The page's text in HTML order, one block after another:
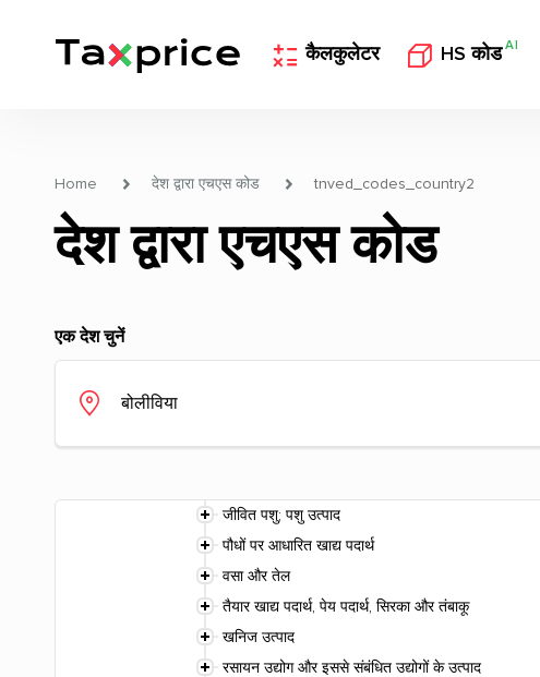
कैलकुलेटर HS कोड AI
Home देश द्वारा एचएस कोड tnved_codes_country2
देश द्वारा एचएस कोड
एक देश चुनें
जीवित पशु; पशु उत्पाद
पौधों पर आधारित खाद्य पदार्थ
वसा और तेल
तैयार खाद्य पदार्थ, पेय पदार्थ, सिरका और तंबाकू
खनिज उत्पाद
रसायन उद्योग और इससे संबंधित उद्योगों के उत्पाद